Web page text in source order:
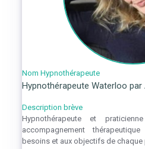
Nom Hypnothérapeute
Hypnothérapeute Waterloo
Description brève
Hypnothérapeute et
accompagnement
besoins et aux objectifs de chaque